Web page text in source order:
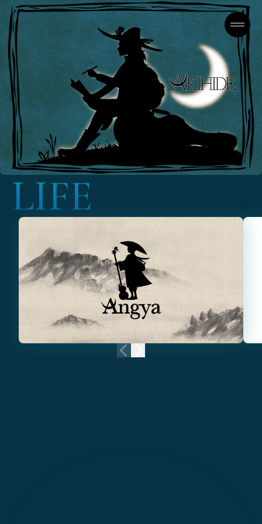
LIFE
前のニュース
次のニュース